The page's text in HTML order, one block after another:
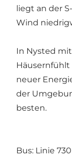
liegt an der
Wind
In Nysted
neuer
der
besten.
Bus: Linie